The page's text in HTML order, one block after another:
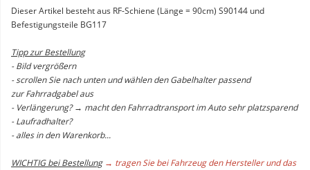
Dieser Artikel besteht aus RF-Schiene (Länge = 90cm) S90144 und
Befestigungsteile BG117
Tipp zur Bestellung
- Bild vergrößern
- scrollen Sie nach unten und wählen den Gabelhalter passend
zur Fahrradgabel aus
- Verlängerung? → macht den Fahrradtransport im Auto sehr platzsparend
- Laufradhalter?
- alles in den Warenkorb...
WICHTIG bei Bestellung → tragen Sie bei Fahrzeug den Hersteller und das